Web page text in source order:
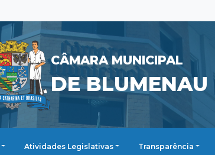
CÂMARA MUNICIPAL
DE BLUMENAU
Atividades Legislativas Transparência